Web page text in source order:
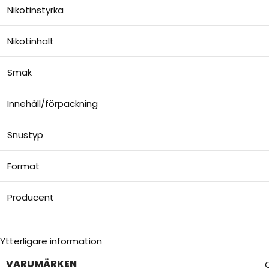
Nikotinstyrka
Nikotinhalt
Smak
Innehåll/förpackning
Snustyp
Format
Producent
Ytterligare information
VARUMÄRKEN